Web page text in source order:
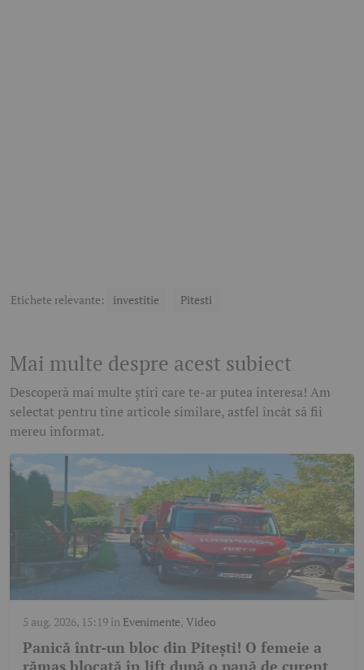
Etichete relevante: investitie Pitesti
Mai multe despre acest subiect
Descoperă mai multe știri care te-ar putea interesa! Am
selectat pentru tine articole similare, astfel încât să fii
mereu informat.
5 aug. 2026, 15:19în Evenimente,Video
Panică într-un bloc din Pitești! O femeie a
rămas blocată în lift după o pană de curent